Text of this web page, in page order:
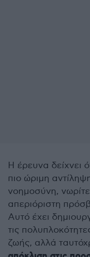
Η έρευνα δείχνει
πιο ώριμη
νοημοσύνη,
απεριόριστη
Αυτό έχει
τις
ζωής, αλλά